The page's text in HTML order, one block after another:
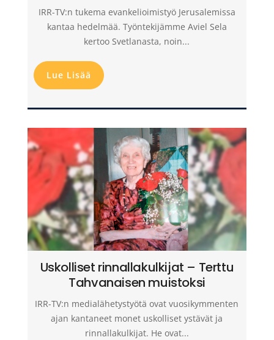
IRR-TV:n tukema evankelioimistyö Jerusalemissa
kantaa hedelmää. Työntekijämme Aviel Sela
kertoo Svetlanasta, noin...
Lue Lisää
Uskolliset rinnallakulkijat – Terttu
Tahvanaisen muistoksi
IRR-TV:n medialähetystyötä ovat vuosikymmenten
ajan kantaneet monet uskolliset ystävät ja
rinnallakulkijat. He ovat...